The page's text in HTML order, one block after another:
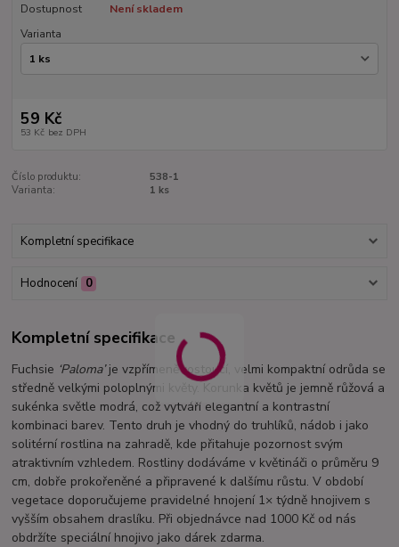
Dostupnost
Není skladem
Varianta
59 Kč
53 Kč bez DPH
Číslo produktu:
538-1
Varianta:
1 ks
Kompletní specifikace
Hodnocení 0
Kompletní specifikace
Fuchsie ‘Paloma’je vzpřímeně rostoucí, velmi kompaktní odrůda se
středně velkými poloplnými květy. Korunka květů je jemně růžová a
sukénka světle modrá, což vytváří elegantní a kontrastní
kombinaci barev. Tento druh je vhodný do truhlíků, nádob i jako
solitérní rostlina na zahradě, kde přitahuje pozornost svým
atraktivním vzhledem. Rostliny dodáváme v květináči o průměru 9
cm, dobře prokořeněné a připravené k dalšímu růstu. V období
vegetace doporučujeme pravidelné hnojení 1× týdně hnojivem s
vyšším obsahem draslíku. Při objednávce nad 1000 Kč od nás
obdržíte speciální hnojivo jako dárek zdarma.